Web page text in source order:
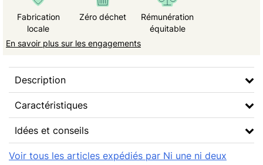
Fabrication
locale
Zéro déchet
Rémunération
équitable
En savoir plus sur les engagements
Description
Caractéristiques
Idées et conseils
Voir tous les articles expédiés par Ni une ni deux